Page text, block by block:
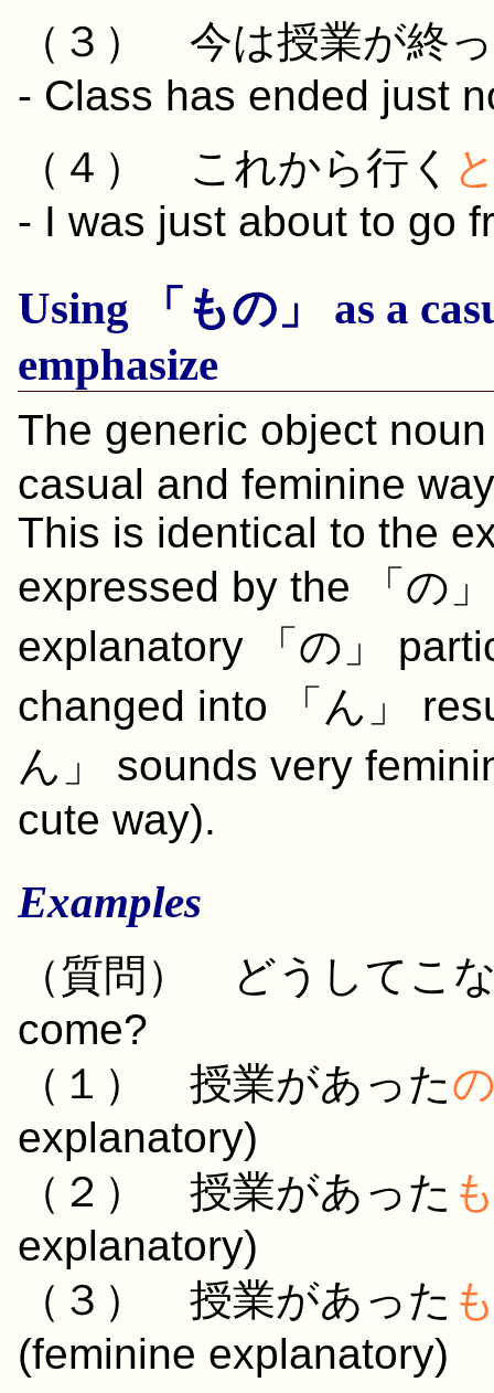
（３） 今は授業が終
- Class has ended just
（４） これから行く
- I was just about to go
Using 「 もの 」 as a
emphasize
The generic object
casual and feminine
This is identical to the
expressed by the 「の
explanatory 「の」
changed into 「ん」
ん」 sounds very
cute way).
Examples
（質問 ） どうして こ
come?
（１） 授業があった
explanatory)
（２） 授業があった
explanatory)
（３） 授業があった
(feminine explanatory)